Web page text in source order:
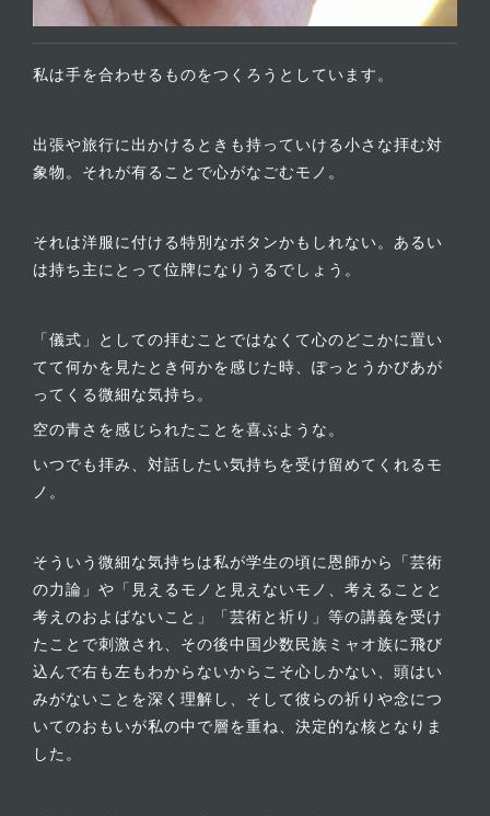
私は手を合わせるものをつくろうとしています。
出張や旅行に出かけるときも持っていける小さな拝む対
象物。それが有ることで心がなごむモノ。
それは洋服に付ける特別なボタンかもしれない。あるい
は持ち主にとって位牌になりうるでしょう。
「儀式」としての拝むことではなくて心のどこかに置い
てて何かを見たとき何かを感じた時、ぽっとうかびあが
ってくる微細な気持ち。
空の青さを感じられたことを喜ぶような。
いつでも拝み、対話したい気持ちを受け留めてくれるモ
ノ。
そういう微細な気持ちは私が学生の頃に恩師から「芸術
の力論」や「見えるモノと見えないモノ、考えることと
考えのおよばないこと」「芸術と祈り」等の講義を受け
たことで刺激され、その後中国少数民族ミャオ族に飛び
込んで右も左もわからないからこそ心しかない、頭はい
みがないことを深く理解し、そして彼らの祈りや念につ
いてのおもいが私の中で層を重ね、決定的な核となりま
した。